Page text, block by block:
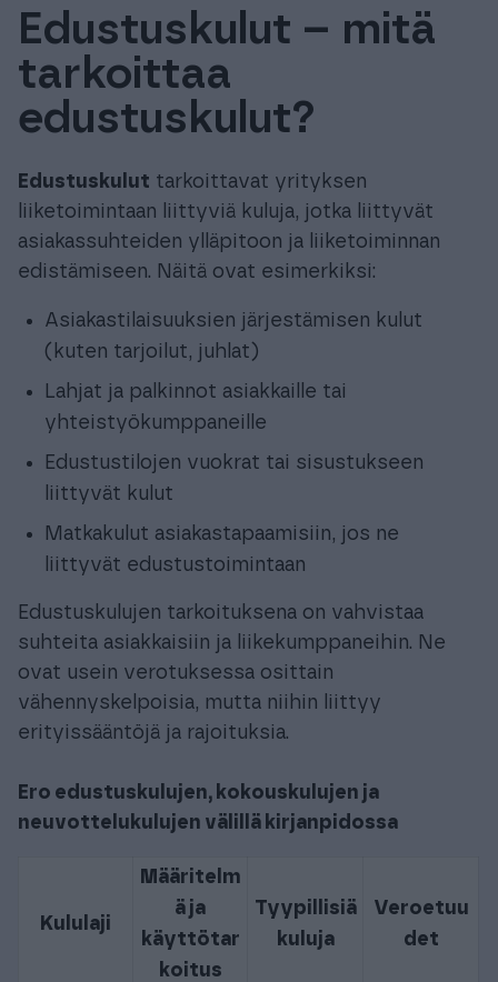
Tuki & Koulutus
Meistä & Ajankohtaista
Tilaa Procountor
Kokeile maksutta
Kirjaudu
Edustuskulut – mitä
tarkoittaa
edustuskulut?
Edustuskulut tarkoittavat yrityksen
liiketoimintaan liittyviä kuluja, jotka liittyvät
asiakassuhteiden ylläpitoon ja liiketoiminnan
edistämiseen. Näitä ovat esimerkiksi:
Asiakastilaisuuksien järjestämisen kulut
(kuten tarjoilut, juhlat)
Lahjat ja palkinnot asiakkaille tai
yhteistyökumppaneille
Edustustilojen vuokrat tai sisustukseen
liittyvät kulut
Matkakulut asiakastapaamisiin, jos ne
liittyvät edustustoimintaan
Edustuskulujen tarkoituksena on vahvistaa
suhteita asiakkaisiin ja liikekumppaneihin. Ne
ovat usein verotuksessa osittain
vähennyskelpoisia, mutta niihin liittyy
erityissääntöjä ja rajoituksia.
Ero edustuskulujen, kokouskulujen ja
neuvottelukulujen välillä kirjanpidossa
Kululaji
Määritelm
ä ja
käyttötar
koitus
Tyypillisiä
kuluja
Veroetuu
det